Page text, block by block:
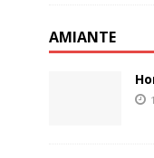
AMIANTE